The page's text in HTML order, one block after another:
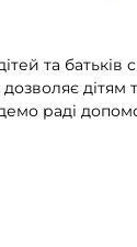
та батьків
дітям
раді